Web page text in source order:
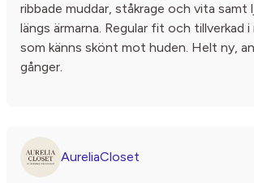
ribbade muddar, ståkrage och vita samt
längs ärmarna. Regular fit och tillverkad
som känns skönt mot huden. Helt ny,
gånger.
AureliaCloset